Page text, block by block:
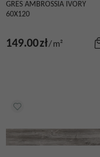
GRES AMBROSSIA IVORY
60X120
149.00zł/m²